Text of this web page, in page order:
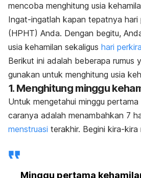
mencoba menghitung usia
Ingat-ingatlah kapan tepatnya
(HPHT) Anda. Dengan begitu,
usia kehamilan sekaligus hari
Berikut ini adalah beberapa rumus
gunakan untuk menghitung usia
1. Menghitung minggu
Untuk mengetahui minggu
caranya adalah menambahkan 7
menstruasi terakhir. Begini kira-kira
Minggu pertama